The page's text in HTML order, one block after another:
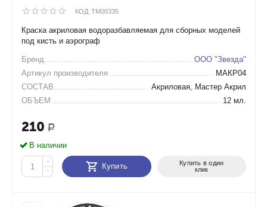
КОД: TM00335
Краска акриловая водоразбавляемая для сборных моделей
под кисть и аэрограф
Бренд
ООО "Звезда"
Артикул производителя
МАКР04
СОСТАВ
Акриловая, Мастер Акрил
ОБЪЕМ
12 мл.
210 Р
В наличии
+
−
Купить
Купить в один
клик